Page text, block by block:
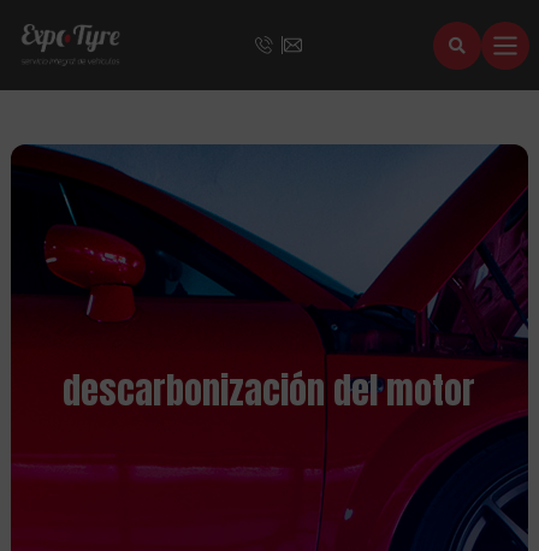
descarbonización del motor